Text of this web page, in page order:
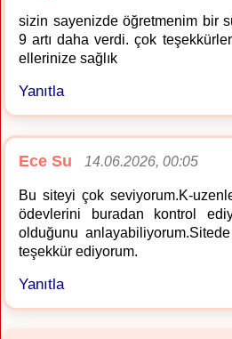
sizin sayenizde öğretmenim bir
9 artı daha verdi. çok
ellerinize sağlık
Yanıtla
Ece Su 14.06.2026, 00:05
Bu siteyi çok seviyorum.K-
ödevlerini buradan kontrol
olduğunu
teşekkür ediyorum.
Yanıtla